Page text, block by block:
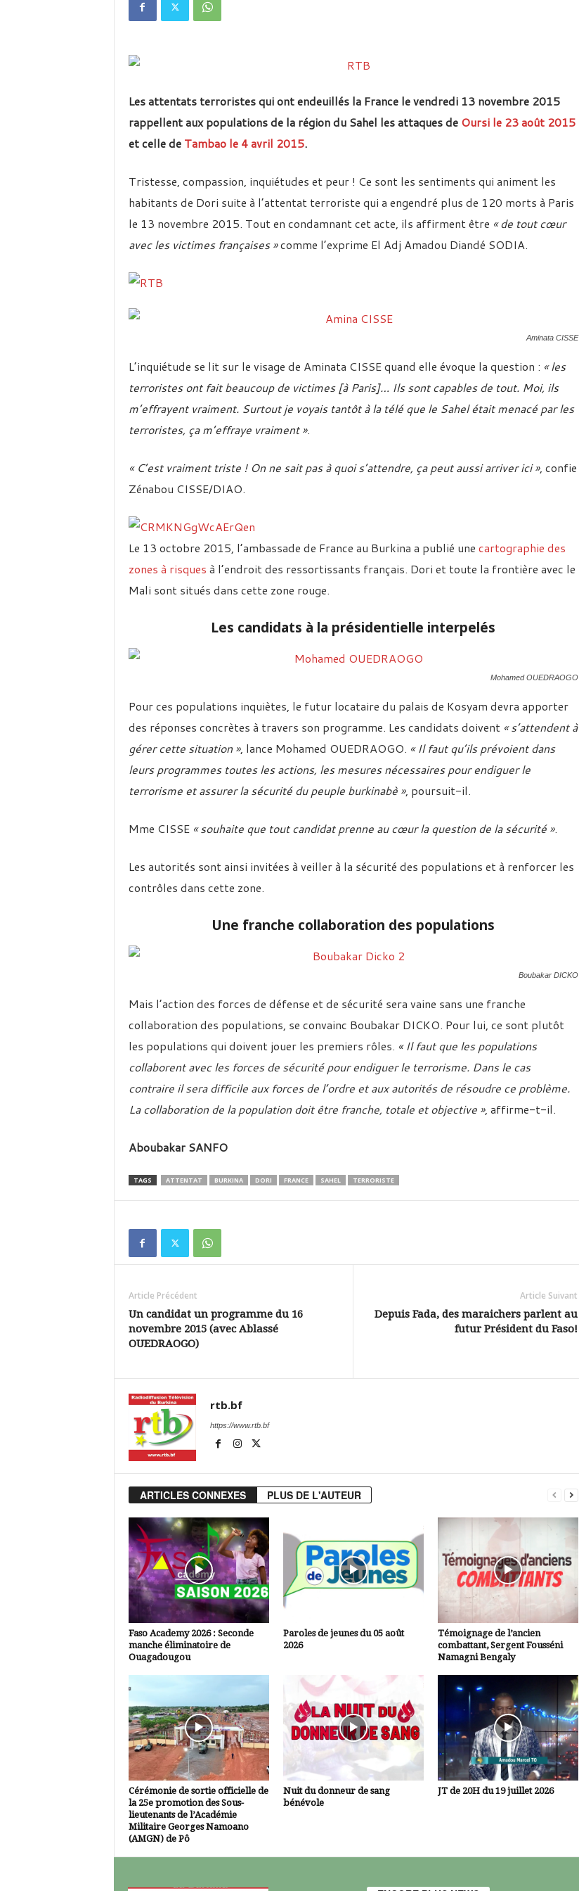
Les attentats terroristes qui ont endeuillés la France le vendredi 13 novembre 2015
rappellent aux populations de la région du Sahel les attaques de Oursi le 23 août 2015
et celle de Tambao le 4 avril 2015.
Tristesse, compassion, inquiétudes et peur ! Ce sont les sentiments qui animent les
habitants de Dori suite à l’attentat terroriste qui a engendré plus de 120 morts à Paris
le 13 novembre 2015. Tout en condamnant cet acte, ils affirment être « de tout cœur
avec les victimes françaises »comme l’exprime El Adj Amadou Diandé SODIA.
Aminata CISSE
L’inquiétude se lit sur le visage de Aminata CISSE quand elle évoque la question : « les
terroristes ont fait beaucoup de victimes [à Paris]… Ils sont capables de tout. Moi, ils
m’effrayent vraiment. Surtout je voyais tantôt à la télé que le Sahel était menacé par les
terroristes, ça m’effraye vraiment ».
« C’est vraiment triste ! On ne sait pas à quoi s’attendre, ça peut aussi arriver ici », confie
Zénabou CISSE/DIAO.
Le 13 octobre 2015, l’ambassade de France au Burkina a publié une cartographie des
zones à risques à l’endroit des ressortissants français. Dori et toute la frontière avec le
Mali sont situés dans cette zone rouge.
Les candidats à la présidentielle interpelés
Mohamed OUEDRAOGO
Pour ces populations inquiètes, le futur locataire du palais de Kosyam devra apporter
des réponses concrètes à travers son programme. Les candidats doivent « s’attendent à
gérer cette situation », lance Mohamed OUEDRAOGO. « Il faut qu’ils prévoient dans
leurs programmes toutes les actions, les mesures nécessaires pour endiguer le
terrorisme et assurer la sécurité du peuple burkinabè », poursuit-il.
Mme CISSE « souhaite que tout candidat prenne au cœur la question de la sécurité ».
Les autorités sont ainsi invitées à veiller à la sécurité des populations et à renforcer les
contrôles dans cette zone.
Une franche collaboration des populations
Boubakar DICKO
Mais l’action des forces de défense et de sécurité sera vaine sans une franche
collaboration des populations, se convainc Boubakar DICKO. Pour lui, ce sont plutôt
les populations qui doivent jouer les premiers rôles. « Il faut que les populations
collaborent avec les forces de sécurité pour endiguer le terrorisme. Dans le cas
contraire il sera difficile aux forces de l’ordre et aux autorités de résoudre ce problème.
La collaboration de la population doit être franche, totale et objective », affirme-t-il.
Aboubakar SANFO
TAGS ATTENTAT BURKINA DORI FRANCE SAHEL TERRORISTE
Article Précédent
Un candidat un programme du 16
novembre 2015 (avec Ablassé
OUEDRAOGO)
Article Suivant
Depuis Fada, des maraichers parlent au
futur Président du Faso!
rtb.bf
https://www.rtb.bf
ARTICLES CONNEXES PLUS DE L'AUTEUR
Faso Academy 2026 : Seconde
manche éliminatoire de
Ouagadougou
Paroles de jeunes du 05 août
2026
Témoignage de l’ancien
combattant, Sergent Fousséni
Namagni Bengaly
Cérémonie de sortie officielle de
la 25e promotion des Sous-
lieutenants de l’Académie
Militaire Georges Namoano
(AMGN) de Pô
Nuit du donneur de sang
bénévole
JT de 20H du 19 juillet 2026